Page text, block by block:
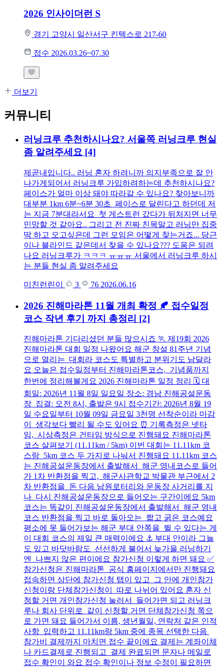
2026 인사이더런 S
경기 고양시 일산서구 킨텍스로 217-60
접수 2026.03.26~07.30
더보기
커뮤니티
러닝크루 추천하시나요? 서울쪽 러닝크루 현실
좀 알려주세요 [4]
제곧내입니다.. 러닝 혼자 하려니까 의지부족으로 잘 안
나가게되어서 러닝크루 가입하려하는데 추천하시나요?
페이스가 얼마 이상 돼야 따라갈 수 있나요? 찾아보니까
대부분 1km 6분~6분 30초 페이스로 달린다고 하던데 저
는 지금 7분대라서요 첫 게스트런 갔다가 뒤처지면 너무
민망할 것 같아요.. 그리고 전 진짜 친목말고 러닝만 집중
딱 하고 오고싶은데 그런 모임은 어떻게 찾는거죠... 당근
이나 블라인드 같은데서 찾을 수 있나요??? 도움은 되려
나요 러닝크루가 ㅋㅋㅋ ㅠㅠㅠ 서울에서 러닝크루 하시
는 분들 현실 좀 알려주세요
미친런린이 3 76 2026.06.16
2026 진해마라톤 11월 개최 확정 🍂 접수일정
코스 작년 후기 까지 총정리 [2]
진해마라톤 기다리셨던 분들 많으시죠 🏃 제19회 2026
진해마라톤 대회 일정 나왔어요 해군 창설 81주년 기념
으로 열리는 대회라 코스도 특별하고 분위기도 남달라
요 오늘은 접수일정부터 진해마라톤코스, 기념품까지
한번에 정리해볼게요 2026 진해마라톤 일정 정리 🗓️ 대
회일: 2026년 11월 8일 일요일 장소: 경남 진해공설운동
장 집결: 오전 8시, 출발은 9시 접수기간: 2026년 8월 19
일 수요일부터 10월 09일 금요일 3천명 선착순이라 마감
이 생각보다 빨리 될 수도 있어요 ⏰ 기록측정은 넷타
임, 시상측정은 건타임 방식으로 진행돼요 진해마라톤
코스 살펴보기 (11.11km / 5km) 이번 대회는 11.11km 코
스랑 5km 코스 두 가지로 나눠서 진행돼요 11.11km 코스
는 진해공설운동장에서 출발해서 해군 영내코스로 들어
가 1차 반환점을 찍고, 해군사관학교 박물관 부근에서 2
차 반환점을 돈 다음 남원로터리와 운동장 사거리를 지
나 다시 진해공설운동장으로 들어오는 구간이에요 5km
코스는 똑같이 진해공설운동장에서 출발해서 해군 영내
코스 반환점을 찍고 바로 돌아오는 짧고 굵은 코스예요
평소에 못 들어가보는 해군 부대 안쪽을 뛸 수 있다는 게
이 대회 코스의 제일 큰 매력이에요 ⚓ 부대 안이라 그늘
도 있고 바닷바람도 선선하게 불어서 늦가을 러닝하기
엔 나쁘지 않은 편이에요 참가신청 이렇게 하면 돼요 ✅
참가신청은 진해마라톤 공식 홈페이지에서만 진행돼요
접속하면 상단에 참가신청 탭이 있고 그 안에 개인참가
신청이랑 단체참가신청이 따로 나뉘어 있어요 혼자 신
청할 거면 개인참가신청 눌러서 들어가면 되고 러닝크
루나 회사 단위로 같이 신청할 거면 단체참가신청 쪽으
로 가면 돼요 들어가서 이름, 생년월일, 연락처 같은 인적
사항 입력하고 11.11km랑 5km 중에 종목 선택한 다음
참가비 결제까지 마치면 접수 끝이에요 결제는 계좌이체
나 카드결제로 진행되고 결제 완료되면 문자나 메일로
접수 확인이 와요 접수 확인이나 정보 수정이 필요하면